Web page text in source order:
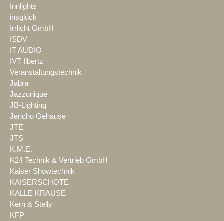
Innlights
insglück
Irrlicht GmbH
ISDV
IT AUDIO
IVT Ilbertz
Veranstaltungstechnik
Jabra
Jazzunique
JB-Lighting
Jericho Gehäuse
JTE
JTS
K.M.E.
K24 Technik & Vertrieb GmbH
Kaiser Showtechnik
KAISERSCHOTE
KALLE KRAUSE
Kern & Stelly
KFP